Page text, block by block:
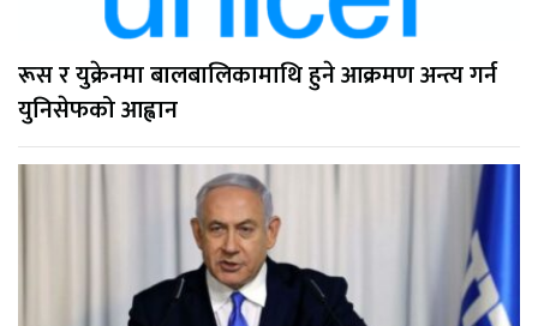
रूस र युक्रेनमा बालबालिकामाथि हुने आक्रमण अन्त्य गर्न
युनिसेफको आह्वान